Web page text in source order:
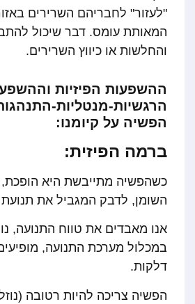
"לעזור" לחבריהם השרירים
המאותת עומס. דבר שיכול
והחלשות או כיווץ השרירים.
ההשפעות הפיזיות
הרגשיות-מנטליות-
הפשיה על קיומנו:
ברמה הפיזית:
כשהפשיה מתייבשת היא
השומן, לדבק המגביל את
אנו מאבדים את טווח התנועה,
במכלול מערכת התנועה,
דלקות.
הפשיה צריכה להיות רטובה